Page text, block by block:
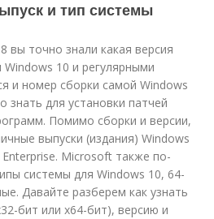
и тип системы
вы точно знали какая версия
10 и регулярными
и номер сборки самой Windows
знать для установки патчей
Помимо сборки и версии,
выпуски (издания) Windows
Microsoft также по-
системы для Windows 10, 64-
Давайте разберем как узнать
бит или x64-бит), версию и